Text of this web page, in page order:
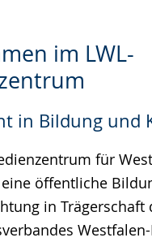
im LWL-
in Bildung und
für
öffentliche
in Trägerschaft